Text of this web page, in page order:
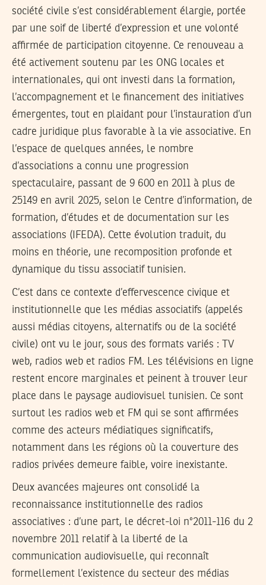
société civile s’est considérablement élargie, portée
par une soif de liberté d’expression et une volonté
affirmée de participation citoyenne. Ce renouveau a
été activement soutenu par les ONG locales et
internationales, qui ont investi dans la formation,
l’accompagnement et le financement des initiatives
émergentes, tout en plaidant pour l’instauration d’un
cadre juridique plus favorable à la vie associative. En
l’espace de quelques années, le nombre
d’associations a connu une progression
spectaculaire, passant de 9 600 en 2011 à plus de
25149 en avril 2025, selon le Centre d’information, de
formation, d’études et de documentation sur les
associations (IFEDA). Cette évolution traduit, du
moins en théorie, une recomposition profonde et
dynamique du tissu associatif tunisien.
C’est dans ce contexte d’effervescence civique et
institutionnelle que les médias associatifs (appelés
aussi médias citoyens, alternatifs ou de la société
civile) ont vu le jour, sous des formats variés : TV
web, radios web et radios FM. Les télévisions en ligne
restent encore marginales et peinent à trouver leur
place dans le paysage audiovisuel tunisien. Ce sont
surtout les radios web et FM qui se sont affirmées
comme des acteurs médiatiques significatifs,
notamment dans les régions où la couverture des
radios privées demeure faible, voire inexistante.
Deux avancées majeures ont consolidé la
reconnaissance institutionnelle des radios
associatives : d’une part, le décret-loi n°2011-116 du 2
novembre 2011 relatif à la liberté de la
communication audiovisuelle, qui reconnaît
formellement l’existence du secteur des médias